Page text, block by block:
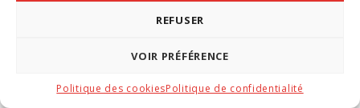
REFUSER
VOIR PRÉFÉRENCE
Politique des cookiesPolitique de confidentialité